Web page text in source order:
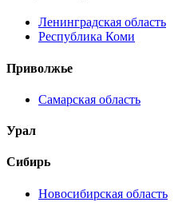
Ленинградская область
Республика Коми
Приволжье
Самарская область
Урал
Сибирь
Новосибирская область